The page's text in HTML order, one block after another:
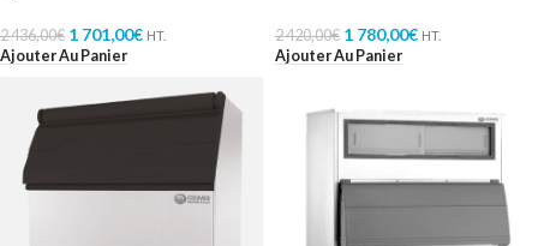
2 436,00€ 1 701,00€ HT.
Ajouter Au Panier
2 420,00€ 1 780,00€ HT.
Ajouter Au Panier